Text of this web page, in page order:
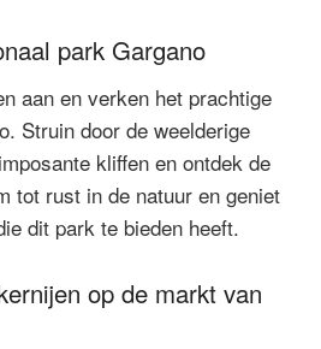
park Gargano
aan en verken het prachtige
Struin door de weelderige
kliffen en ontdek de
tot rust in de natuur en geniet
dit park te bieden heeft.
op de markt van